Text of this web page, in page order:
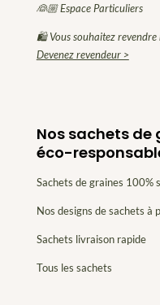
👰🏼 Espace Particuliers
🛍 Vous souhaitez revendre
Devenez revendeur >
Nos sachets de
éco-
Sachets de graines 100%
Nos designs de sachets à
Sachets livraison rapide
Tous les sachets